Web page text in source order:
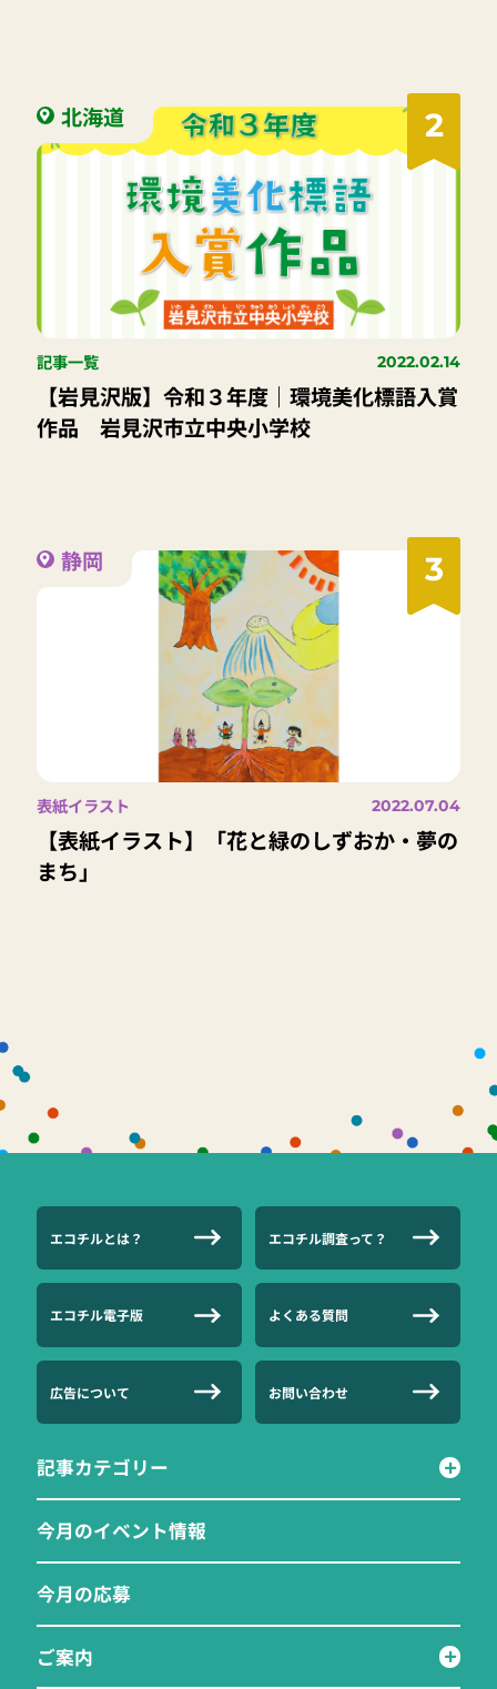
2
北海道
記事一覧 2022.02.14
【岩見沢版】令和３年度｜環境美化標語入賞
作品 岩見沢市立中央小学校
3
静岡
表紙イラスト 2022.07.04
【表紙イラスト】「花と緑のしずおか・夢の
まち」
エコチルとは？ エコチル調査って？
エコチル電子版 よくある質問
広告について お問い合わせ
記事カテゴリー
今月のイベント情報
今月の応募
ご案内